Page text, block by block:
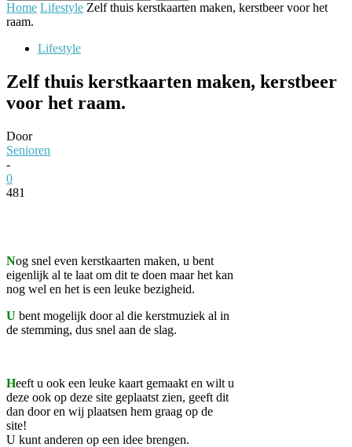
Home Lifestyle Zelf thuis kerstkaarten maken, kerstbeer voor het
raam.
Lifestyle
Zelf thuis kerstkaarten maken, kerstbeer
voor het raam.
Door
Senioren
-
0
481
Nog snel even kerstkaarten maken, u bent
eigenlijk al te laat om dit te doen maar het kan
nog wel en het is een leuke bezigheid.
U bent mogelijk door al die kerstmuziek al in
de stemming, dus snel aan de slag.
Heeft u ook een leuke kaart gemaakt en wilt u
deze ook op deze site geplaatst zien, geeft dit
dan door en wij plaatsen hem graag op de
site!
U kunt anderen op een idee brengen.